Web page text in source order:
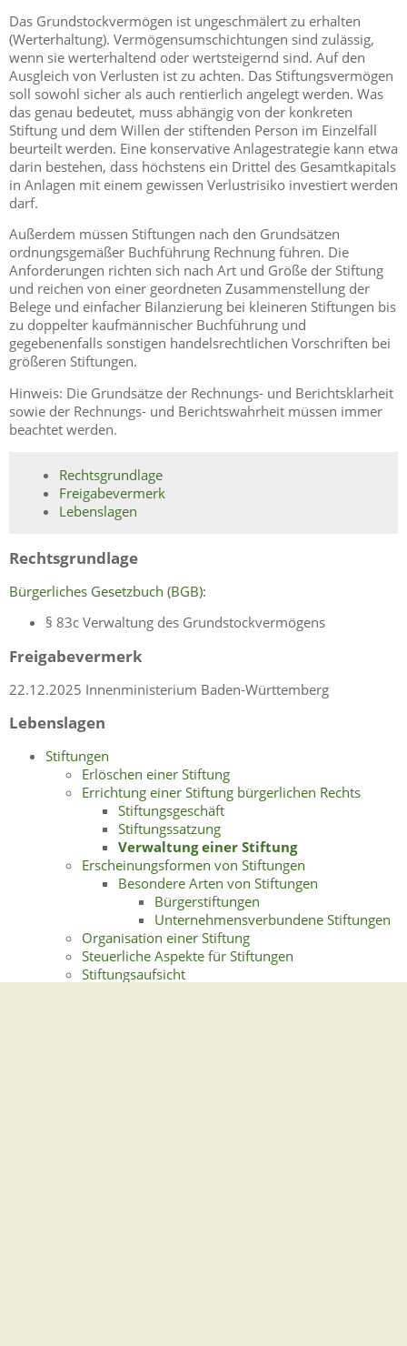
Das Grundstockvermögen ist ungeschmälert zu erhalten
(Werterhaltung). Vermögensumschichtungen sind zulässig,
wenn sie werterhaltend oder wertsteigernd sind. Auf den
Ausgleich von Verlusten ist zu achten. Das Stiftungsvermögen
soll sowohl sicher als auch rentierlich angelegt werden. Was
das genau bedeutet, muss abhängig von der konkreten
Stiftung und dem Willen der stiftenden Person im Einzelfall
beurteilt werden. Eine konservative Anlagestrategie kann etwa
darin bestehen, dass höchstens ein Drittel des Gesamtkapitals
in Anlagen mit einem gewissen Verlustrisiko investiert werden
darf.
Außerdem müssen Stiftungen nach den Grundsätzen
ordnungsgemäßer Buchführung Rechnung führen. Die
Anforderungen richten sich nach Art und Größe der Stiftung
und reichen von einer geordneten Zusammenstellung der
Belege und einfacher Bilanzierung bei kleineren Stiftungen bis
zu doppelter kaufmännischer Buchführung und
gegebenenfalls sonstigen handelsrechtlichen Vorschriften bei
größeren Stiftungen.
Hinweis: Die Grundsätze der Rechnungs- und Berichtsklarheit
sowie der Rechnungs- und Berichtswahrheit müssen immer
beachtet werden.
Rechtsgrundlage
Freigabevermerk
Lebenslagen
Rechtsgrundlage
Bürgerliches Gesetzbuch (BGB):
§ 83c Verwaltung des Grundstockvermögens
Freigabevermerk
22.12.2025 Innenministerium Baden-Württemberg
Lebenslagen
Stiftungen
Erlöschen einer Stiftung
Errichtung einer Stiftung bürgerlichen Rechts
Stiftungsgeschäft
Stiftungssatzung
Verwaltung einer Stiftung
Erscheinungsformen von Stiftungen
Besondere Arten von Stiftungen
Bürgerstiftungen
Unternehmensverbundene Stiftungen
Organisation einer Stiftung
Steuerliche Aspekte für Stiftungen
Stiftungsaufsicht